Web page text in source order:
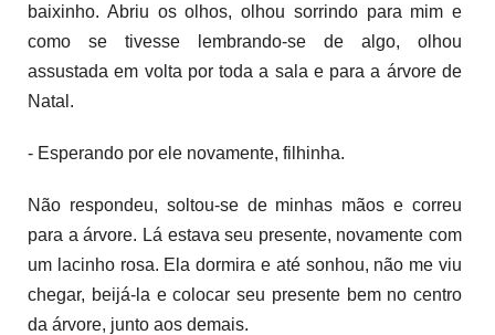
baixinho. Abriu os olhos, olhou sorrindo para mim e
como se tivesse lembrando-se de algo, olhou
assustada em volta por toda a sala e para a árvore de
Natal.
- Esperando por ele novamente, filhinha.
Não respondeu, soltou-se de minhas mãos e correu
para a árvore. Lá estava seu presente, novamente com
um lacinho rosa. Ela dormira e até sonhou, não me viu
chegar, beijá-la e colocar seu presente bem no centro
da árvore, junto aos demais.